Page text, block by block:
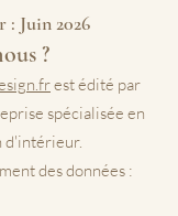
: Juin 2026
?
est édité par
spécialisée en
d'intérieur.
des données :